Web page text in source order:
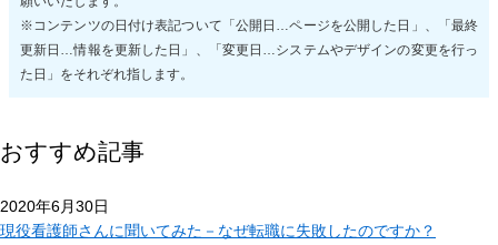
※コンテンツの日付け表記ついて「公開日…ページを公開した日」、「最終
更新日…情報を更新した日」、「変更日…システムやデザインの変更を行っ
た日」をそれぞれ指します。
おすすめ記事
2020年6月30日
現役看護師さんに聞いてみた－なぜ転職に失敗したのですか？